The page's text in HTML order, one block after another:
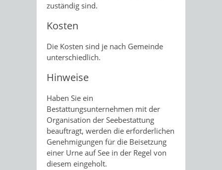
zuständig sind.
Kosten
Die Kosten sind je nach Gemeinde
unterschiedlich.
Hinweise
Haben Sie ein
Bestattungsunternehmen mit der
Organisation der Seebestattung
beauftragt, werden die erforderlichen
Genehmigungen für die Beisetzung
einer Urne auf See in der Regel von
diesem eingeholt.